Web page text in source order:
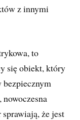
z innymi
to
się obiekt, który
bezpiecznym
nowoczesna
że jest